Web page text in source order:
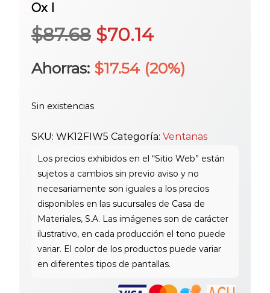
Ox I
$87.68 El
precio
era:
$87.68.
$70.14El
precio
es:
$70.14.
Ahorras: $17.54 (20%)
Sin existencias
SKU: WK12FIW5 Categoría: Ventanas